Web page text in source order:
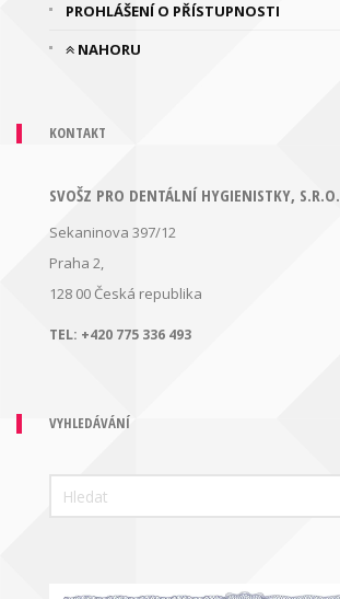
PROHLÁŠENÍ O PŘÍSTUPNOSTI
NAHORU
KONTAKT
SVOŠZ PRO DENTÁLNÍ HYGIENISTKY, S.R.O.
Sekaninova 397/12
Praha 2,
128 00 Česká republika
TEL: +420 775 336 493
VYHLEDÁVÁNÍ